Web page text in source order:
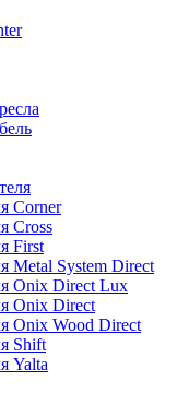
Corner
Cross
First
Metal System Direct
Onix Direct Lux
Onix Direct
Onix Wood Direct
Shift
Yalta